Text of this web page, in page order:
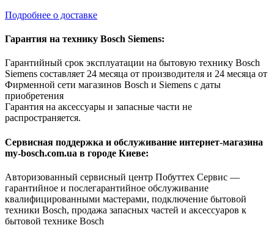
Подробнее о доставке
Гарантия на технику Bosch Siemens:
Гарантийный срок эксплуатации на бытовую технику Bosch
Siemens составляет 24 месяца от производителя и 24 месяца от
Фирменной сети магазинов Bosch и Siemens с даты
приобретения
Гарантия на аксессуары и запасные части не
распространяется.
Сервисная поддержка и обслуживание интернет-магазина
my-bosch.com.ua в городе Киеве:
Авторизованный сервисный центр Побуттех Сервис —
гарантийное и послегарантийное обслуживание
квалифицированными мастерами, подключение бытовой
техники Bosch, продажа запасных частей и аксессуаров к
бытовой технике Bosch